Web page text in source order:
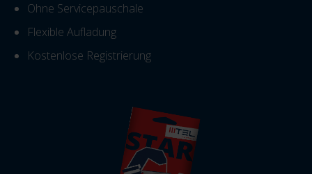
Ohne Servicepauschale
Flexible Aufladung
Kostenlose Registrierung